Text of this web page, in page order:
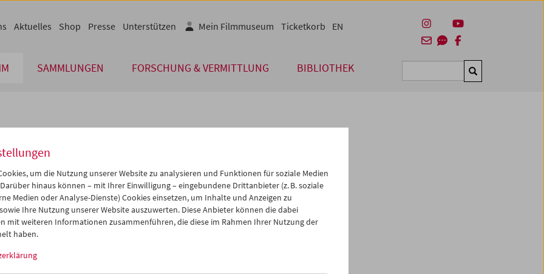
SAMMLUNGEN FORSCHUNG & VERMITTLUNG BIBLIOTHEK Suchen
Aktuelles Shop Presse Unterstützen Mein Filmmuseum Ticketkorb EN
Okt 2014 >>
Mi Do Fr Sa So
01 02 03 04
05
08 09 10 11
12
15 16
22 23
iCalender
Programmheft-PDF
English language or subtitles
um die Nutzung unserer Website zu analysieren und Funktionen für soziale Medien
hinaus können – mit Ihrer Einwilligung – eingebundene Drittanbieter (z. B. soziale
Medien oder Analyse-Dienste) Cookies einsetzen, um Inhalte und Anzeigen zu
Ihre Nutzung unserer Website auszuwerten. Diese Anbieter können die dabei
mit weiteren Informationen zusammenführen, die diese im Rahmen Ihrer Nutzung der
haben.